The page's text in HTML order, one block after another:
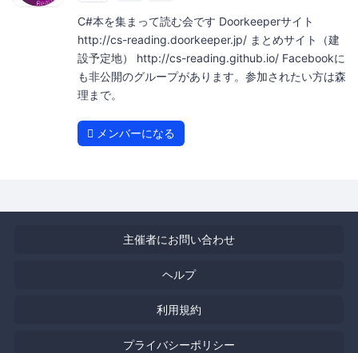
C#本を集まって読む会です Doorkeeperサイト
http://cs-reading.doorkeeper.jp/ まとめサイト（建
設予定地） http://cs-reading.github.io/ Facebookに
も非公開のグループがあります。参加されたい方は森
理まで。
メンバーになる
主催者にお問い合わせ
ヘルプ
利用規約
プライバシーポリシー